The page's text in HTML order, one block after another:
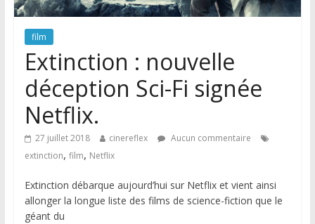
film
Extinction : nouvelle
déception Sci-Fi signée
Netflix.
27 juillet 2018 cinereflex
Aucun commentaire
extinction, film, Netflix
Extinction débarque aujourd’hui sur Netflix et vient ainsi
allonger la longue liste des films de science-fiction que le
géant du